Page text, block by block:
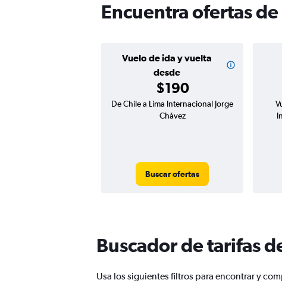
Encuentra ofertas
Vuelo de ida y vuelta
desde
$190
De Chile a Lima Internacional Jorge
Chávez
Buscar ofertas
Buscador de tarifas
Usa los siguientes filtros para encontrar y